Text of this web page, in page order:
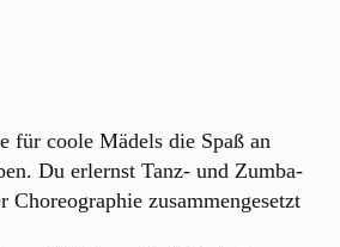
für coole Mädels die Spaß an
Du erlernst Tanz- und Zumba-
Choreographie zusammengesetzt